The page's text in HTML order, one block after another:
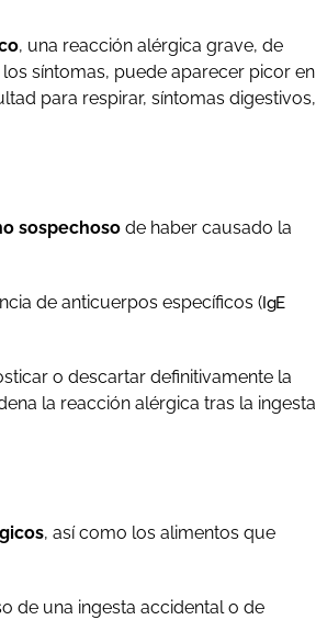
, una reacción alérgica grave, de
síntomas, puede aparecer picor en
para respirar, síntomas digestivos,
sospechoso de haber causado la
de anticuerpos específicos (IgE
o descartar definitivamente la
la reacción alérgica tras la ingesta
, así como los alimentos que
de una ingesta accidental o de